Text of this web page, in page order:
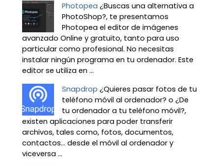
Photopea ¿Buscas una alternativa a
PhotoShop?, te presentamos
Photopea el editor de imágenes
avanzado Online y gratuito, tanto para uso
particular como profesional. No necesitas
instalar ningún programa en tu ordenador. Este
editor se utiliza en ...
Snapdrop ¿Quieres pasar fotos de tu
teléfono móvil al ordenador? o ¿De
tu ordenador a tu teléfono móvil?,
existen aplicaciones para poder transferir
archivos, tales como, fotos, documentos,
contactos… desde el móvil al ordenador y
viceversa ...